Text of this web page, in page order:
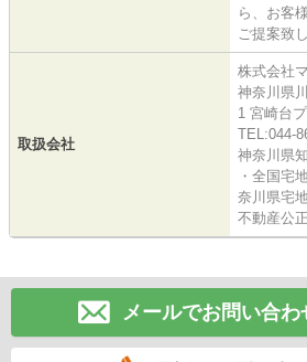
ら、お客
ご提案致
取扱会社
株式会社
神奈川県
1 宮崎台
TEL:044-
神奈川県
・全国宅
奈川県宅
不動産公
メールでお問い合わ